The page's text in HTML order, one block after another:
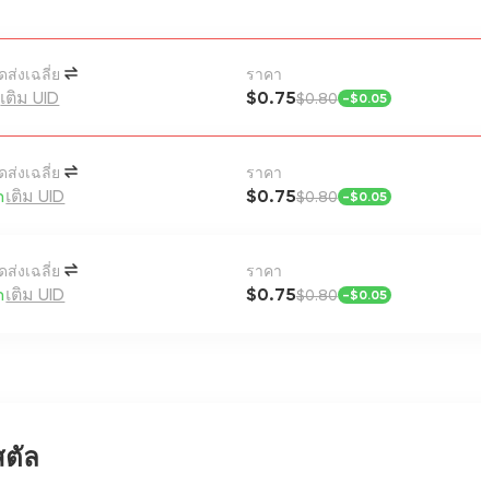
ส่งเฉลี่ย
เติม UID
ราคา
$0.75$0.80 -$0.05
ส่งเฉลี่ย
เติม UID
ราคา
$0.75$0.80 -$0.05
ส่งเฉลี่ย
เติม UID
ราคา
$0.75$0.80 -$0.05
ตัล